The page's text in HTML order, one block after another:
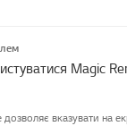
Magic
вказувати на